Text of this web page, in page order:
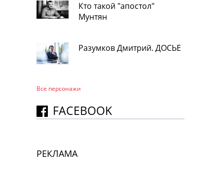
Кто такой "апостол"
Мунтян
Разумков Дмитрий. ДОСЬЕ
Все персонажи
FACEBOOK
РЕКЛАМА